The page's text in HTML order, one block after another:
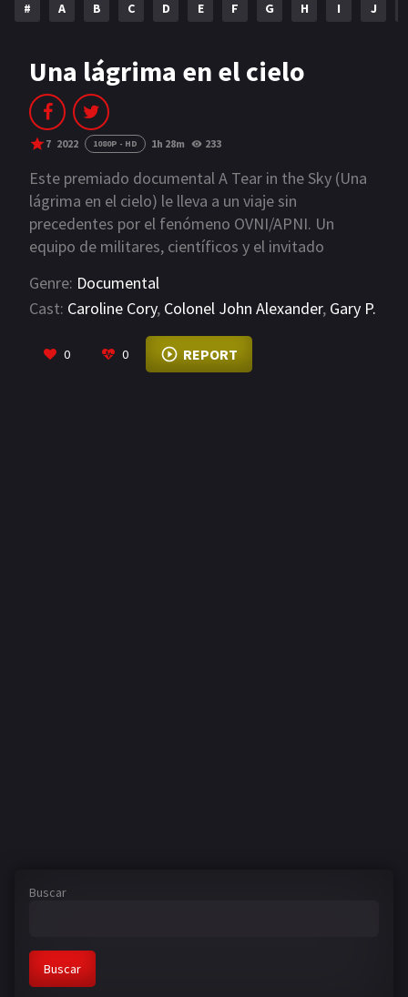
AÑOS
2023
2021 2020
2019 2018
2014 2006
2002 2001
2000
# A B C D E F G H I J
Una lágrima en el cielo
7 2022 1080P - HD 1h 28m 233
Este premiado documental A Tear in the Sky (Una
lágrima en el cielo) le lleva a un viaje sin
precedentes por el fenómeno OVNI/APNI. Un
equipo de militares, científicos y el invitado
tiempo real, los ovnis "TicTac" de la Marina de los
Estados Unidos y otras anomalías espaciales,
utilizando equipos y tecnología militar de última
generación. Lo que encuentran en su lugar son
Genre: Documental
Cast: Caroline Cory, Colonel John Alexander, Gary P.
VIEW MORE
0 0 REPORT
Buscar
Buscar